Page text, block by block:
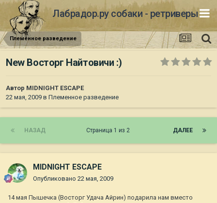
Лабрадор.ру собаки - ретриверы
Племенное разведение
New Восторг Найтовичи :)
Автор MIDNIGHT ESCAPE
22 мая, 2009 в Племенное разведение
НАЗАД ДАЛЕЕ
Страница 1 из 2
MIDNIGHT ESCAPE
Опубликовано 22 мая, 2009
14 мая Пышечка (Восторг Удача Айрин) подарила нам вместо